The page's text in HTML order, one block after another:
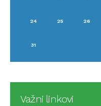
24 25 26
31
Važni linkovi